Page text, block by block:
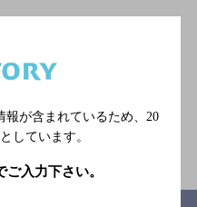
アム・モルツが飲める,大人の
店
ジ
が含まれているため、 20
しています。
入力下さい。